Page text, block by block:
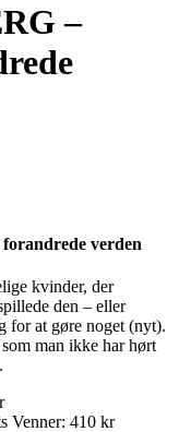
–
verden
kvinder, der
den – eller
for at gøre noget (nyt).
man ikke har hørt
Venner: 410 kr